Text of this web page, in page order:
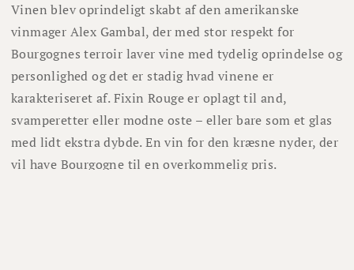
Vinen blev oprindeligt skabt af den amerikanske
vinmager Alex Gambal, der med stor respekt for
Bourgognes terroir laver vine med tydelig oprindelse og
personlighed og det er stadig hvad vinene er
karakteriseret af. Fixin Rouge er oplagt til and,
svamperetter eller modne oste – eller bare som et glas
med lidt ekstra dybde. En vin for den kræsne nyder, der
vil have Bourgogne til en overkommelig pris.